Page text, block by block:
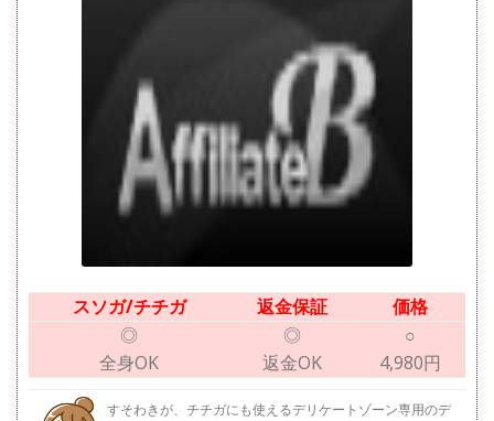
スソガ/チチガ 返金保証
価格
◎
全身OK
◎
返金OK
○
4,980円
すそわきが、チチガにも使えるデリケートゾーン専用のデ